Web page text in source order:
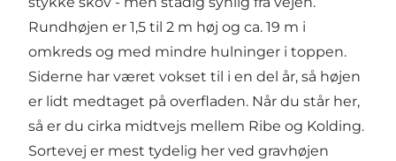
Rundhøjen er 1,5 til 2 m høj og ca. 19 m i
omkreds og med mindre hulninger i toppen.
Siderne har været vokset til i en del år, så højen
er lidt medtaget på overfladen. Når du står her,
så er du cirka midtvejs mellem Ribe og Kolding.
Sortevej er mest tydelig her ved gravhøjen